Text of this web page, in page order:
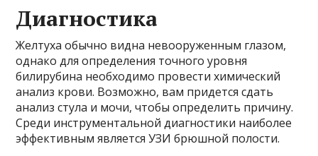
Диагностика
Желтуха обычно видна невооруженным глазом,
однако для определения точного уровня
билирубина необходимо провести химический
анализ крови. Возможно, вам придется сдать
анализ стула и мочи, чтобы определить причину.
Среди инструментальной диагностики наиболее
эффективным является УЗИ брюшной полости.